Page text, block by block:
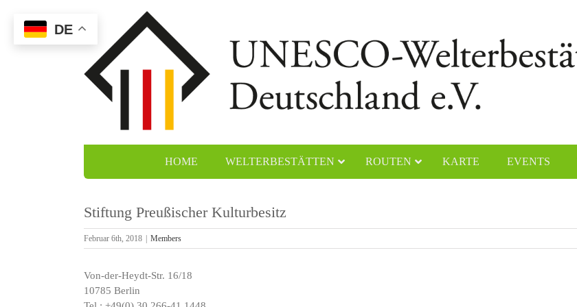
springen
HOME WELTERBESTÄTTEN ROUTEN KARTE EVENTS
Stiftung Preußischer Kulturbesitz
Februar 6th, 2018 Members
Von-der-Heydt-Str. 16/18
10785 Berlin
DE